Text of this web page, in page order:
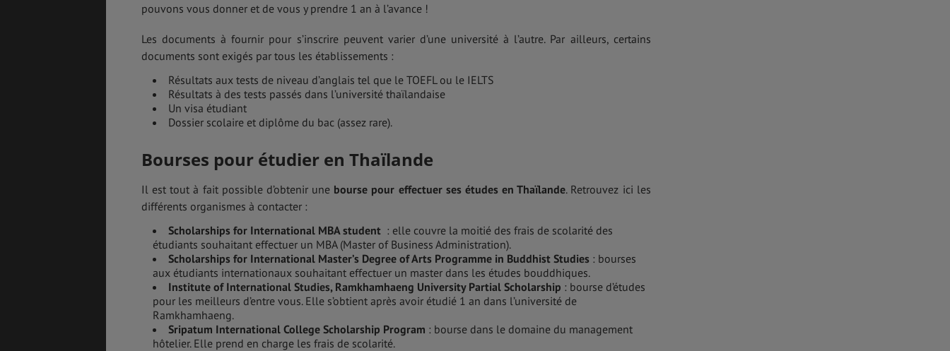
pouvons vous donner et de vous y prendre 1 an à l’avance !
Les documents à fournir pour s’inscrire peuvent varier d’une université à l’autre. Par ailleurs, certains
documents sont exigés par tous les établissements :
Résultats aux tests de niveau d’anglais tel que le TOEFL ou le IELTS
Résultats à des tests passés dans l’université thaïlandaise
Un visa étudiant
Dossier scolaire et diplôme du bac (assez rare).
Bourses pour étudier en Thaïlande
Il est tout à fait possible d’obtenir une bourse pour effectuer ses études en Thaïlande. Retrouvez ici les
différents organismes à contacter :
Scholarships for International MBA student : elle couvre la moitié des frais de scolarité des
étudiants souhaitant effectuer un MBA (Master of Business Administration).
Scholarships for International Master’s Degree of Arts Programme in Buddhist Studies : bourses
aux étudiants internationaux souhaitant effectuer un master dans les études bouddhiques.
Institute of International Studies, Ramkhamhaeng University Partial Scholarship : bourse d’études
pour les meilleurs d’entre vous. Elle s’obtient après avoir étudié 1 an dans l’université de
Ramkhamhaeng.
Sripatum International College Scholarship Program : bourse dans le domaine du management
hôtelier. Elle prend en charge les frais de scolarité.